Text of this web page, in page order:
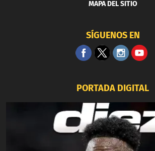
MAPA DEL SITIO
SÍGUENOS EN
PORTADA DIGITAL